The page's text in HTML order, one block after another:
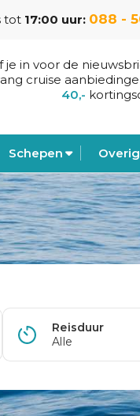
tot 17:00 uur: 088 -
je in voor de
cruise
40,-
Schepen Overig